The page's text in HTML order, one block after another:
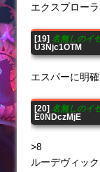
エクスプロー
[19] 名無しのイ
U3Njc1OTM
エスパーに明
[20] 名無しのイ
E0NDczMjE
>8
ルーデヴィッ